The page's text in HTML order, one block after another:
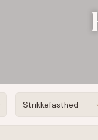
Strikkefasthed